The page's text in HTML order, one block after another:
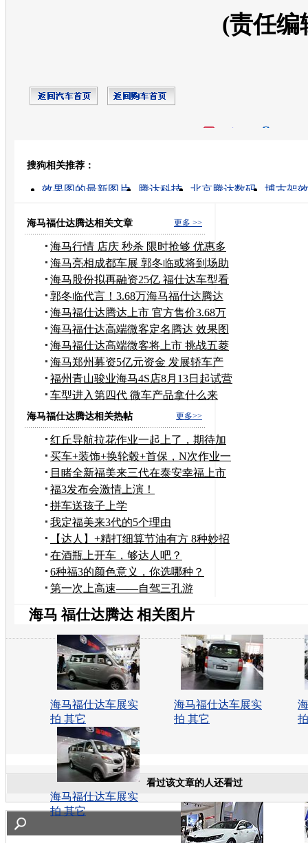
(责任编
搜狗相关推荐：
效果图的最新图片 腾达科技 北京腾达数码
博古架
viger效果图
植发效果图 更多 >>
海马福仕达腾达相关文章
海马行情 店庆 秒杀 限时抢够 优惠多
多
海马亮相成都车展 郭冬临或将到场助
阵
海马股份拟再融资25亿 福仕达车型看
淡
郭冬临代言！3.68万海马福仕达腾达
上市
海马福仕达腾达上市 官方售价3.68万
元起
海马福仕达高端微客定名腾达 效果图
曝光
海马福仕达高端微客将上市 挑战五菱
荣光
海马郑州募资5亿元资金 发展轿车产
品
福州青山骏业海马4S店8月13日起试营
业
车型进入第四代 微车产品拿什么来
PK？
更多>>
海马福仕达腾达相关热帖
红丘导航拉花作业一起上了，期待加
精~~
买车+装饰+换轮毂+首保，N次作业一
次交
目睹全新福美来三代在泰安幸福上市
福3发布会激情上演！
拼车送孩子上学
我定福美来3代的5个理由
【达人】+精打细算节油有方 8种妙招
帮您轻松省油
在酒瓶上开车，够达人吧？
6种福3的颜色意义，你选哪种？
第一次上高速——自驾三孔游
海马 福仕达腾达 相关图片
海马福仕达车展实
拍 其它
海马福仕达车展实
拍 其它
海马福仕达车展实
拍 其它
看过该文章的人还看过